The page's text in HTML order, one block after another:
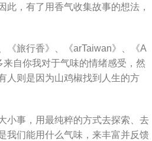
，有了用香气收集故事的想法，
《旅行香》、《arTaiwan》、《A
自你我对于气味的情绪感受，然
人则是因为山鸡椒找到人生的方
小事，用最纯粹的方式去探索、去
我们能用什么气味，来丰富并反馈